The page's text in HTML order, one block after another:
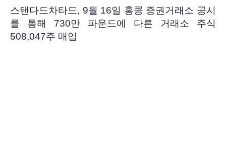
스탠다드차타드, 9월 16일 홍콩 증권거래소 공시
를 통해 730만 파운드에 다른 거래소 주식
508,047주 매입